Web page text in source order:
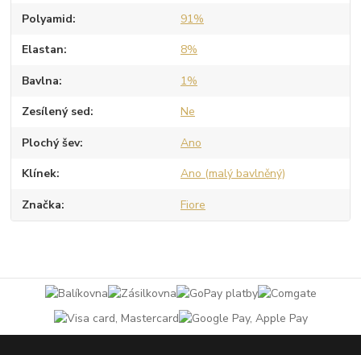
Polyamid 91%
Elastan 8%
Bavlna 1%
Zesílený sed Ne
Plochý šev Ano
Klínek Ano (malý bavlněný)
Značka Fiore